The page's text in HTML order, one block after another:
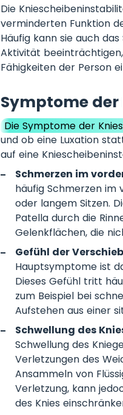
Die
verminderten Funktion
Häufig kann sie auch
Aktivität
Fähigkeiten der Person
Symptome
Die Symptome der
und ob eine Luxation
auf eine
Schmerzen im
häufig Schmerzen im
oder langem Sitzen.
Patella durch die
Gelenkflächen, die
Gefühl der
Hauptsymptome ist
Dieses Gefühl tritt
zum Beispiel bei
Aufstehen aus einer
Schwellung des
Schwellung des
Verletzungen des
Ansammeln von
Verletzung, kann
des Knies